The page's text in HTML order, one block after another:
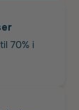
70% i